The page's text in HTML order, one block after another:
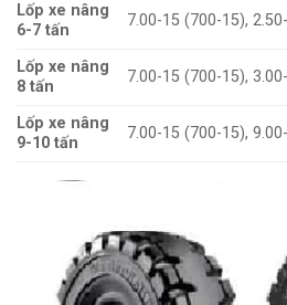
Lốp xe nâng
6-7 tấn
7.00-15 (700-15),
Lốp xe nâng
8 tấn
7.00-15 (700-15),
Lốp xe nâng
9-10 tấn
7.00-15 (700-15),